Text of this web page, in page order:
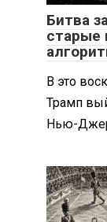
Битва
старые
В это
Трамп
Нью-